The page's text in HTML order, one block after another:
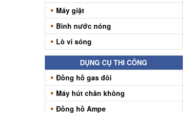
Máy giặt
Bình nước nóng
Lò vi sóng
DỤNG CỤ THI CÔNG
Đồng hồ gas đôi
Máy hút chân không
Đồng hồ Ampe